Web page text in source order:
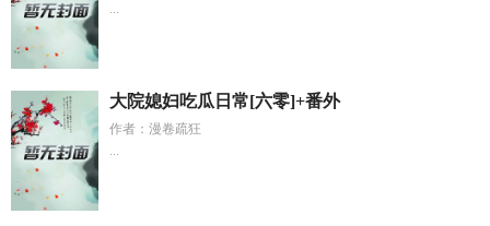
...
大院媳妇吃瓜日常[六零]+番外
作者：漫卷疏狂
...